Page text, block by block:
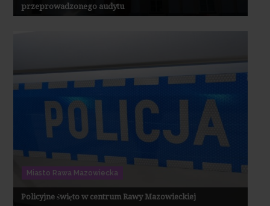
przeprowadzonego audytu
Miasto Rawa Mazowiecka
Policyjne święto w centrum Rawy Mazowieckiej